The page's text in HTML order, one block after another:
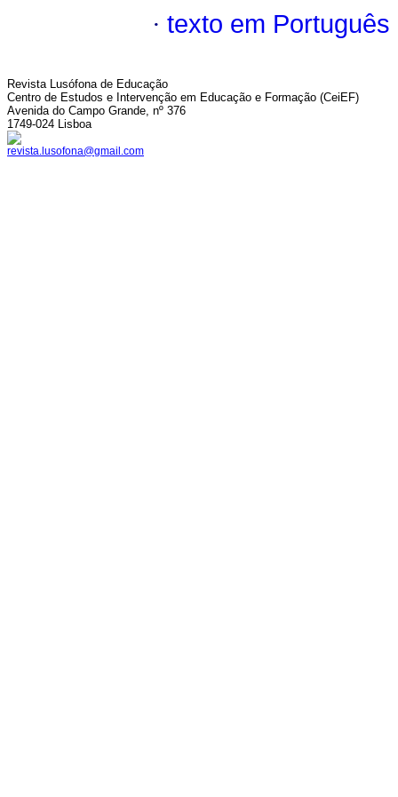
· texto em Português
Revista Lusófona de Educação
Centro de Estudos e Intervenção em Educação e Formação (CeiEF)
Avenida do Campo Grande, nº 376
1749-024 Lisboa
revista.lusofona@gmail.com